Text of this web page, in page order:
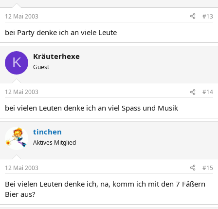
12 Mai 2003 #13
bei Party denke ich an viele Leute
K Kräuterhexe
Guest
12 Mai 2003 #14
bei vielen Leuten denke ich an viel Spass und Musik
tinchen
Aktives Mitglied
12 Mai 2003 #15
Bei vielen Leuten denke ich, na, komm ich mit den 7 Fäßern
Bier aus?